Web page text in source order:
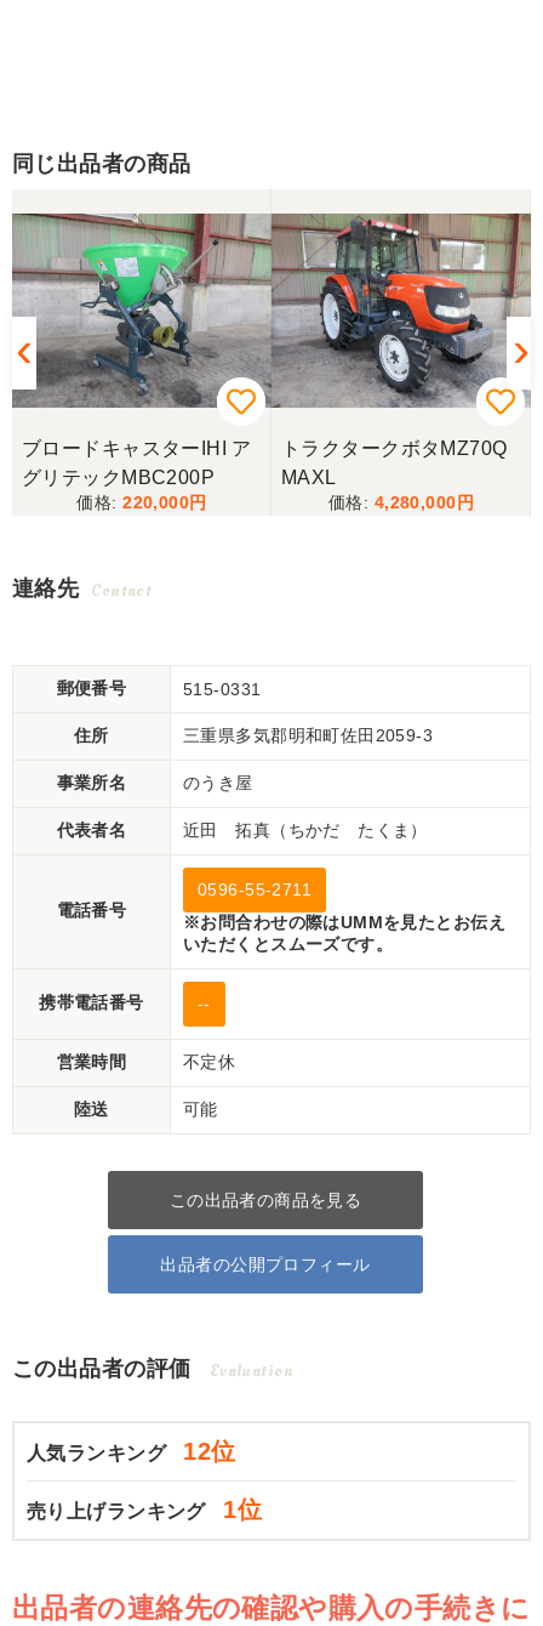
同じ出品者の商品
ブロードキャスターIHI ア
グリテックMBC200P
220,000
トラクタークボタMZ70Q
MAXL
4,280,000
連絡先 Contact
郵便番号 515-0331
住所 三重県多気郡明和町佐田2059-3
事業所名 のうき屋
代表者名 近田 拓真（ちかだ たくま）
電話番号
0596-55-2711
※お問合わせの際はUMMを見たとお伝え
いただくとスムーズです。
携帯電話番号 --
営業時間 不定休
陸送 可能
この出品者の商品を見る
出品者の公開プロフィール
この出品者の評価 Evaluation
人気ランキング 12位
売り上げランキング 1位
出品者の連絡先の確認や購入の手続きに